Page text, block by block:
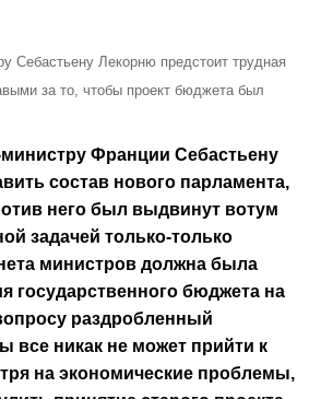
Себастьену Лекорню предстоит трудная
за то, чтобы проект бюджета был
Франции Себастьену
состав нового парламента,
него был выдвинут вотум
задачей только-только
министров должна была
государственного бюджета на
раздробленный
все никак не может прийти к
на экономические проблемы,